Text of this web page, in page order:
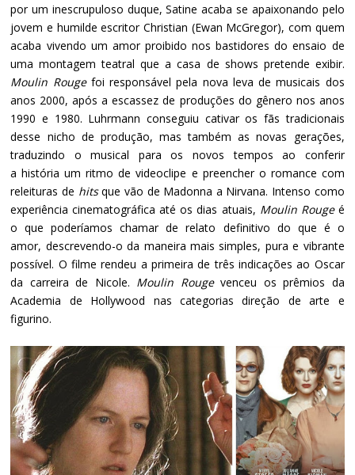
por um inescrupuloso duque, Satine acaba se apaixonando pelo
jovem e humilde escritor Christian (Ewan McGregor), com quem
acaba vivendo um amor proibido nos bastidores do ensaio de
uma montagem teatral que a casa de shows pretende exibir.
Moulin Rouge foi responsável pela nova leva de musicais dos
anos 2000, após a escassez de produções do gênero nos anos
1990 e 1980. Luhrmann conseguiu cativar os fãs tradicionais
desse nicho de produção, mas também as novas gerações,
traduzindo o musical para os novos tempos ao conferir
a história um ritmo de videoclipe e preencher o romance com
releituras de hitsque vão de Madonna a Nirvana. Intenso como
experiência cinematográfica até os dias atuais, Moulin Rouge é
o que poderíamos chamar de relato definitivo do que é o
amor, descrevendo-o da maneira mais simples, pura e vibrante
possível. O filme rendeu a primeira de três indicações ao Oscar
da carreira de Nicole. Moulin Rougevenceu os prêmios da
Academia de Hollywood nas categorias direção de arte e
figurino.